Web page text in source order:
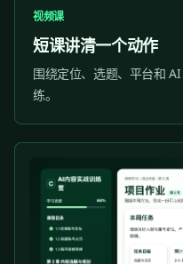
视频课
短课讲清一个动作
围绕定位、选题、平台和
练。